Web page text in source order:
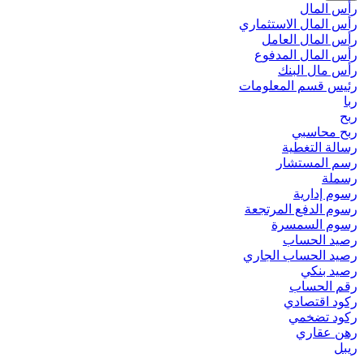
رأس المال
رأس المال الاستثماري
رأس المال العامل
رأس المال المدفوع
رأس مال البنك
رئيس قسم المعلومات
ربا
ربح
ربح محاسبي
رسالة التغطية
رسم المستشار
رسملة
رسوم إدارية
رسوم الدفع المرتجعة
رسوم السمسرة
رصيد الحساب
رصيد الحساب الجاري
رصيد بنكي
رقم الحساب
ركود اقتصادي
ركود تضخمي
رهن عقاري
ريبل